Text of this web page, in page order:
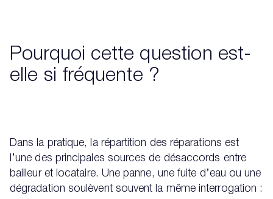
Pourquoi cette question est-
elle si fréquente ?
Dans la pratique, la répartition des réparations est
l’une des principales sources de désaccords entre
bailleur et locataire. Une panne, une fuite d’eau ou une
dégradation soulèvent souvent la même interrogation :